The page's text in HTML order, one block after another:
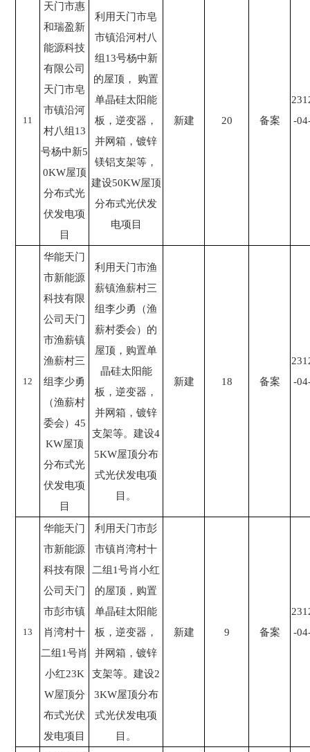
11
天门市惠
和瑞盈新
能源科技
有限公司
天门市皂
市镇沿河
村八组13
号杨中新5
0KW屋顶
分布式光
伏发电项
目
利用天门市皂
市镇沿河村八
组13号杨中新
的屋顶， 购置
单晶硅太阳能
板，逆变器，
并网箱，镀锌
镁铝支架等，
建设50KW屋顶
分布式光伏发
电项目
新建 20 备案
-
12
华能天门
市新能源
科技有限
公司天门
市渔薪镇
渔薪村三
组李少勇
（渔薪村
委会）45
KW屋顶
分布式光
伏发电项
目
利用天门市渔
薪镇渔薪村三
组李少勇（渔
薪村委会）的
屋顶，购置单
晶硅太阳能
板，逆变器，
并网箱，镀锌
支架等。建设4
5KW屋顶分布
式光伏发电项
目。
新建 18 备案
-
13
华能天门
市新能源
科技有限
公司天门
市彭市镇
肖湾村十
二组1号肖
小红23K
W屋顶分
布式光伏
发电项目
利用天门市彭
市镇肖湾村十
二组1号肖小红
的屋顶，购置
单晶硅太阳能
板，逆变器，
并网箱，镀锌
支架等。建设2
3KW屋顶分布
式光伏发电项
目。
新建 9 备案
-